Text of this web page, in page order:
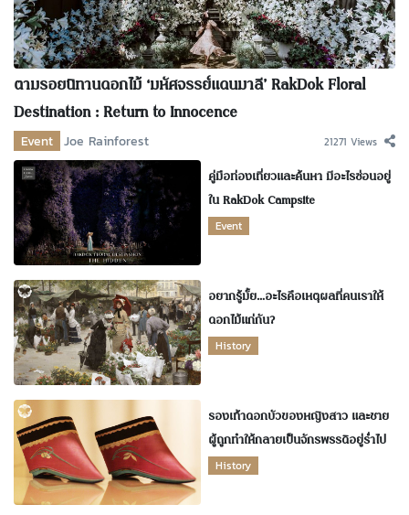
ตามรอยนิทานดอกไม้ ‘มหัศจรรย์แดนมาลี’ RakDok Floral
Destination : Return to Innocence
Event Joe Rainforest 21271 Views
คู่มือท่องเที่ยวและค้นหา มีอะไรซ่อนอยู่
ใน RakDok Campsite
Event
อยากรู้มั้ย…อะไรคือเหตุผลที่คนเราให้
ดอกไม้แก่กัน?
History
รองเท้าดอกบัวของหญิงสาว และชาย
ผู้ถูกทำให้กลายเป็นจักรพรรดิอยู่ร่ำไป
History